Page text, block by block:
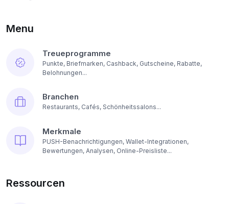
Menu
Treueprogramme
Punkte, Briefmarken, Cashback, Gutscheine, Rabatte,
Belohnungen...
Branchen
Restaurants, Cafés, Schönheitssalons...
Merkmale
PUSH-Benachrichtigungen, Wallet-Integrationen,
Bewertungen, Analysen, Online-Preisliste...
Ressourcen